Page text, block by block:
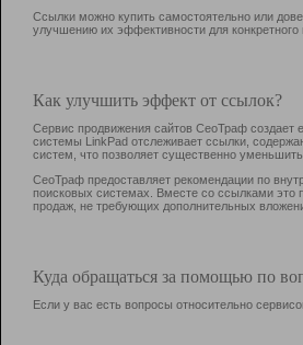
Ссылки можно купить самостоятельно или
улучшению их эффективности для конкретного
Как улучшить эффект от ссылок?
Сервис продвижения сайтов СеоТраф создает
системы LinkPad отслеживает ссылки,
систем, что позволяет существенно
СеоТраф предоставляет рекомендации по
поисковых системах. Вместе со ссылками это
продаж, не требующих дополнительных
Куда обращаться за помощью по
Если у вас есть вопросы относительно